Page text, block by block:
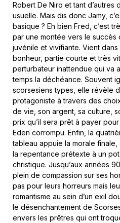
Robert De Niro et tant d’autres
usuelle. Mais dis donc Jamy,
basique ? Eh bien Fred, c’est
par une montée vers le succès
juvénile et vivifiante. Vient
bonheur, partie courte et très
perturbateur inattendue qui va
temps la déchéance. Souvent
scorsesiens types, elle révèle
protagoniste à travers des
de vie, son argent, sa culture,
prix qu’il sera prêt à payer
Eden corrompu. Enfin, la
tableau appuie la morale
la repentance prétexte à un
christique. Jusqu’aux années
plein de compassion sur ses
pas pour leurs horreurs mais
romantisme au sein d’un exil
le désenchantement de
envers les prêtres qui ont